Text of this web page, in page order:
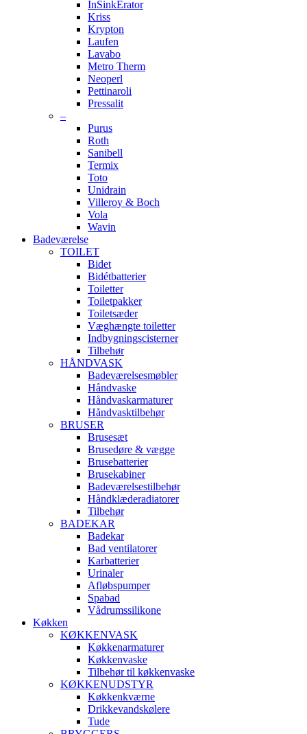
InSinkErator
Kriss
Krypton
Laufen
Lavabo
Metro Therm
Neoperl
Pettinaroli
Pressalit
–
Purus
Roth
Sanibell
Termix
Toto
Unidrain
Villeroy & Boch
Vola
Wavin
Badeværelse
TOILET
Bidet
Bidétbatterier
Toiletter
Toiletpakker
Toiletsæder
Væghængte toiletter
Indbygningscisterner
Tilbehør
HÅNDVASK
Badeværelsesmøbler
Håndvaske
Håndvaskarmaturer
Håndvasktilbehør
BRUSER
Brusesæt
Brusedøre & vægge
Brusebatterier
Brusekabiner
Badeværelsestilbehør
Håndklæderadiatorer
Tilbehør
BADEKAR
Badekar
Bad ventilatorer
Karbatterier
Urinaler
Afløbspumper
Spabad
Vådrumssilikone
Køkken
KØKKENVASK
Køkkenarmaturer
Køkkenvaske
Tilbehør til køkkenvaske
KØKKENUDSTYR
Køkkenkværne
Drikkevandskølere
Tude